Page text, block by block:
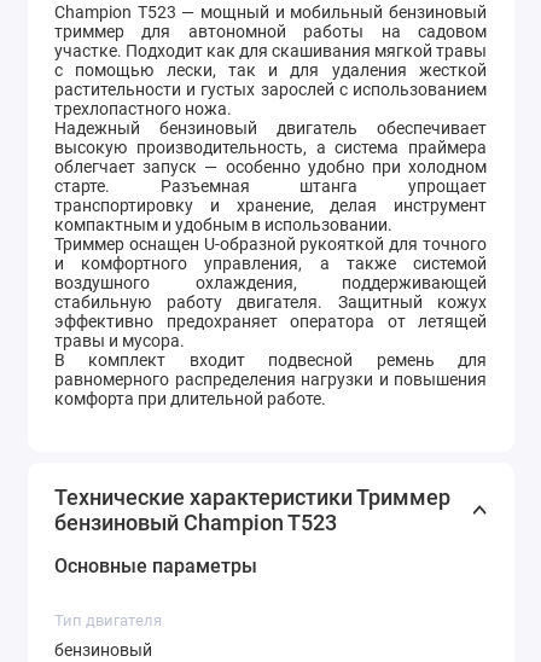
Champion T523 — мощный и мобильный бензиновый
триммер для автономной работы на садовом
участке. Подходит как для скашивания мягкой травы
с помощью лески, так и для удаления жесткой
растительности и густых зарослей с использованием
трехлопастного ножа.
Надежный бензиновый двигатель обеспечивает
высокую производительность, а система праймера
облегчает запуск — особенно удобно при холодном
старте. Разъемная штанга упрощает
транспортировку и хранение, делая инструмент
компактным и удобным в использовании.
Триммер оснащен U-образной рукояткой для точного
и комфортного управления, а также системой
воздушного охлаждения, поддерживающей
стабильную работу двигателя. Защитный кожух
эффективно предохраняет оператора от летящей
травы и мусора.
В комплект входит подвесной ремень для
равномерного распределения нагрузки и повышения
комфорта при длительной работе.
Технические характеристики Триммер
бензиновый Champion T523
Основные параметры
Тип двигателя
бензиновый